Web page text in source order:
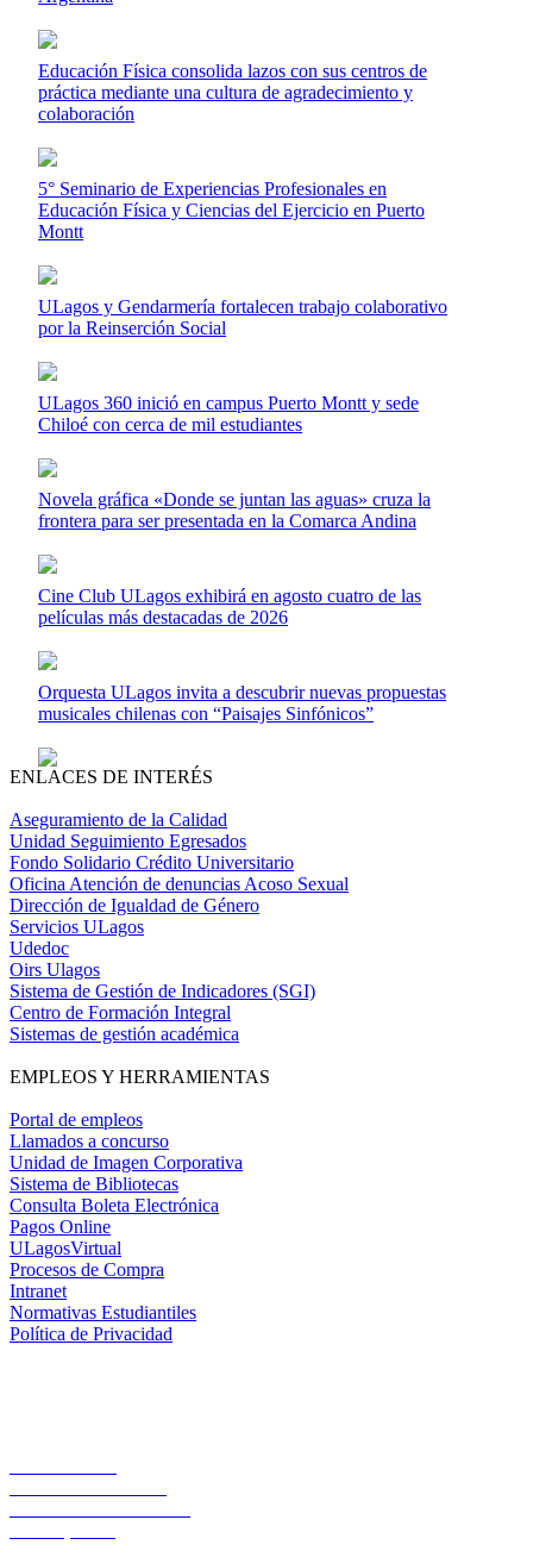
Educación Física consolida lazos con sus centros de
práctica mediante una cultura de agradecimiento y
colaboración
5° Seminario de Experiencias Profesionales en
Educación Física y Ciencias del Ejercicio en Puerto
Montt
ULagos y Gendarmería fortalecen trabajo colaborativo
por la Reinserción Social
ULagos 360 inició en campus Puerto Montt y sede
Chiloé con cerca de mil estudiantes
Novela gráfica «Donde se juntan las aguas» cruza la
frontera para ser presentada en la Comarca Andina
Cine Club ULagos exhibirá en agosto cuatro de las
películas más destacadas de 2026
Orquesta ULagos invita a descubrir nuevas propuestas
musicales chilenas con “Paisajes Sinfónicos”
ENLACES DE INTERÉS
Aseguramiento de la Calidad
Unidad Seguimiento Egresados
Fondo Solidario Crédito Universitario
Oficina Atención de denuncias Acoso Sexual
Dirección de Igualdad de Género
Servicios ULagos
Udedoc
Oirs Ulagos
Sistema de Gestión de Indicadores (SGI)
Centro de Formación Integral
Sistemas de gestión académica
EMPLEOS Y HERRAMIENTAS
Portal de empleos
Llamados a concurso
Unidad de Imagen Corporativa
Sistema de Bibliotecas
Consulta Boleta Electrónica
Pagos Online
ULagosVirtual
Procesos de Compra
Intranet
Normativas Estudiantiles
Política de Privacidad